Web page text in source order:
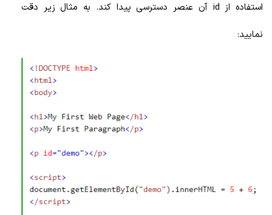
استفاده از id آن عنصر دسترسی پیدا کند. به مثال زیر دقت
نمایید: